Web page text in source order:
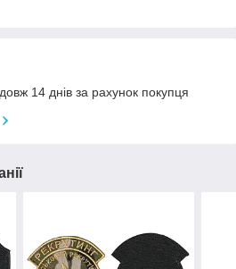
14 днів за рахунок покупця